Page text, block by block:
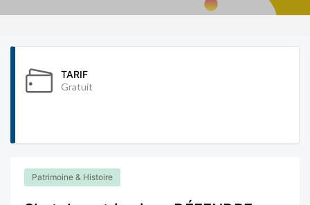
TARIF
Gratuit
Patrimoine & Histoire